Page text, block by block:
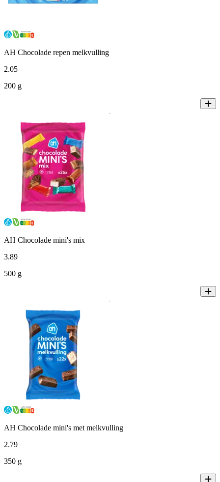
AH Chocolade repen melkvulling
2.05
200 g
AH Chocolade mini's mix
3.89
500 g
AH Chocolade mini's met melkvulling
2.79
350 g